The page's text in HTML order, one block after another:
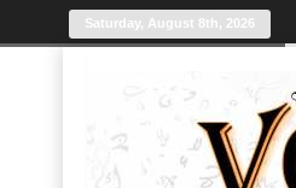
Saturday, August 8th, 2026